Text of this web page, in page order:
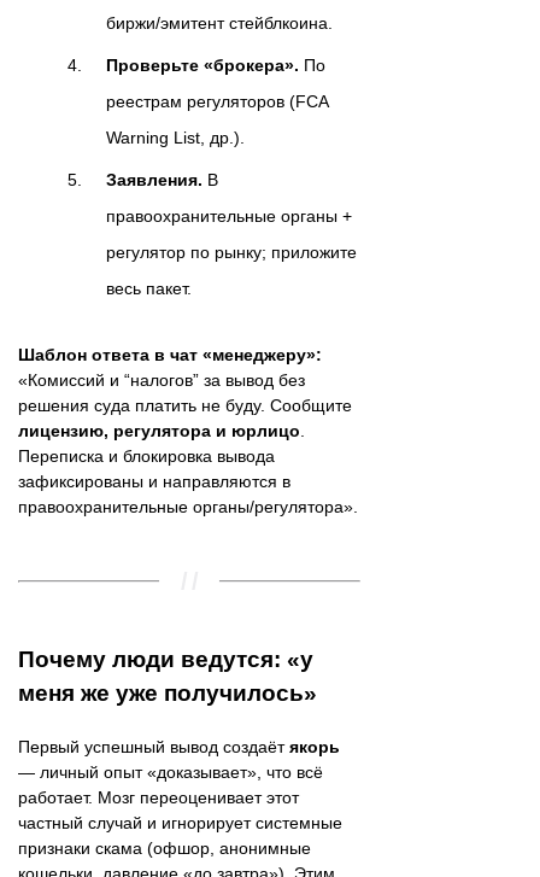
биржи/эмитент стейблкоина.
Проверьте «брокера». По
реестрам регуляторов (FCA
Warning List, др.).
Заявления. В
правоохранительные органы +
регулятор по рынку; приложите
весь пакет.
Шаблон ответа в чат «менеджеру»:
«Комиссий и “налогов” за вывод без
решения суда платить не буду. Сообщите
лицензию, регулятора и юрлицо.
Переписка и блокировка вывода
зафиксированы и направляются в
правоохранительные органы/регулятора».
Почему люди ведутся: «у
меня же уже получилось»
Первый успешный вывод создаётякорь
— личный опыт «доказывает», что всё
работает. Мозг переоценивает этот
частный случай и игнорирует системные
признаки скама (офшор, анонимные